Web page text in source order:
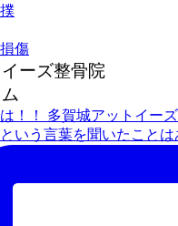
傷
ーズ整骨院
！！ 多賀城アットイー
いう言葉を聞いたことは